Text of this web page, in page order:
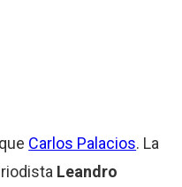
Carlos Palacios. La
Leandro